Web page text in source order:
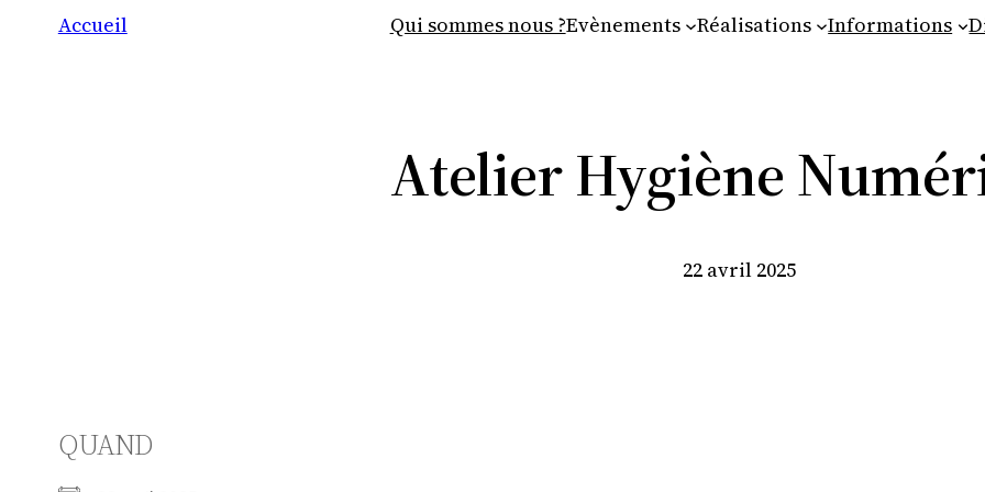
Accueil Qui sommes nous ?Evènements Réalisations Informations
Atelier Hygiène
22 avril 2025
QUAND